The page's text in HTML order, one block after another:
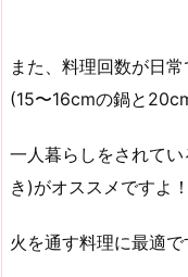
また、料理回数が日
(15〜16cmの鍋と
一人暮らしをされて
き)がオススメですよ！
火を通す料理に最適で